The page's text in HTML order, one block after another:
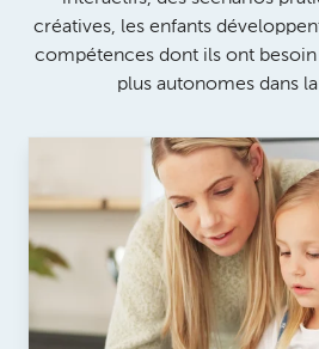
créatives, les enfants
compétences dont ils ont
plus autonomes dans